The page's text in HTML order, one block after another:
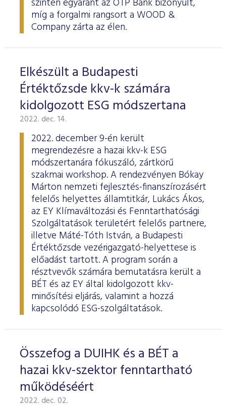
ESG Útmutató
szinten egyaránt az OTP Bank bizonyult,
míg a forgalmi rangsort a WOOD &
Company zárta az élen.
Elkészült a Budapesti
Értéktőzsde kkv-k számára
kidolgozott ESG módszertana
2022. dec. 14.
2022. december 9-én került
megrendezésre a hazai kkv-k ESG
módszertanára fókuszáló, zártkörű
szakmai workshop. A rendezvényen Bókay
Márton nemzeti fejlesztés-finanszírozásért
felelős helyettes államtitkár, Lukács Ákos,
az EY Klímaváltozási és Fenntarthatósági
Szolgáltatások területért felelős partnere,
illetve Máté-Tóth István, a Budapesti
Értéktőzsde vezérigazgató-helyettese is
előadást tartott. A program során a
résztvevők számára bemutatásra került a
BÉT és az EY által kidolgozott kkv-
minősítési eljárás, valamint a hozzá
kapcsolódó ESG-szolgáltatások.
Összefog a DUIHK és a BÉT a
hazai kkv-szektor fenntartható
működéséért
2022. dec. 02.